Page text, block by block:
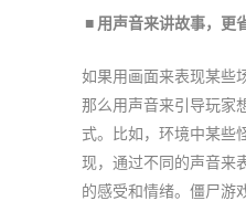
■ 用声音来讲故事，更
如果用画面来表现某些
那么用声音来引导玩家
式。比如，环境中某些
现，通过不同的声音来
的感受和情绪。僵尸游